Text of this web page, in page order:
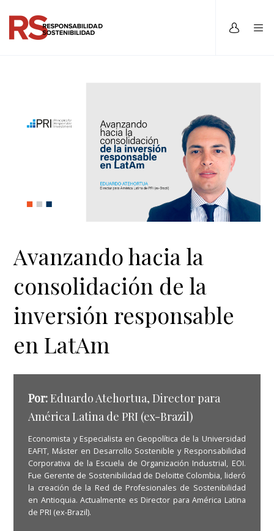
Avanzando hacia la
consolidación de la
inversión responsable
en LatAm
Por:Eduardo Atehortua, Director para
América Latina de PRI (ex-Brazil)
Economista y Especialista en Geopolítica de la Universidad
EAFIT, Máster en Desarrollo Sostenible y Responsabilidad
Corporativa de la Escuela de Organización Industrial, EOI.
Fue Gerente de Sostenibilidad de Deloitte Colombia, lideró
la creación de la Red de Profesionales de Sostenibilidad
en Antioquia. Actualmente es Director para América Latina
de PRI (ex-Brazil).